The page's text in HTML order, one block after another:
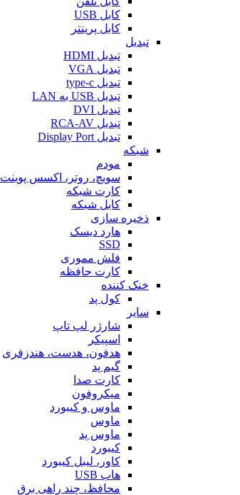
کابل USB
کابل پرینتر
تبدیل
تبدیل HDMI
تبدیل VGA
تبدیل type-c
تبدیل USB به LAN
تبدیل DVI
تبدیل RCA-AV
تبدیل Display Port
شبکه
مودم
سویچ، روتر، اکسس پوینت
کارت شبکه
کابل شبکه
ذخیره سازی
هارد دیسک
SSD
فلش مموری
کارت حافظه
خنک کننده
کول پد
سایر
شارژر لپ تاپ
اسپیکر
هدفون، هدست، هندزفری
گیم پد
کارت صدا
میکروفون
ماوس و کیبورد
ماوس
ماوس پد
کیبورد
کاور، لیبل کیبورد
هاب USB
محافظ، چند راهی برق